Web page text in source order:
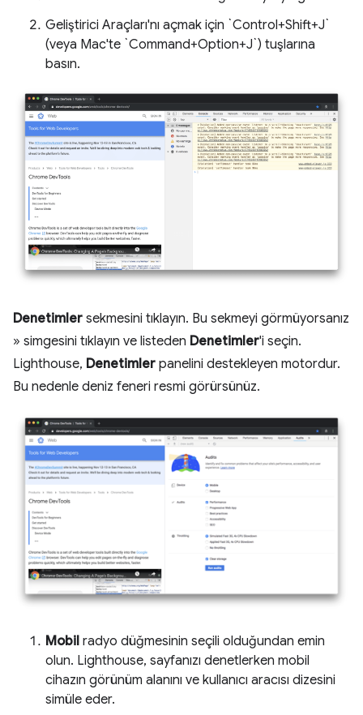
Geliştirici Araçları'nı açmak için `Control+Shift+J`
(veya Mac'te `Command+Option+J`) tuşlarına
basın.
Denetimler sekmesini tıklayın. Bu sekmeyi görmüyorsanız
» simgesini tıklayın ve listeden Denetimler'i seçin.
Lighthouse, Denetimler panelini destekleyen motordur.
Bu nedenle deniz feneri resmi görürsünüz.
Mobil radyo düğmesinin seçili olduğundan emin
olun. Lighthouse, sayfanızı denetlerken mobil
cihazın görünüm alanını ve kullanıcı aracısı dizesini
simüle eder.